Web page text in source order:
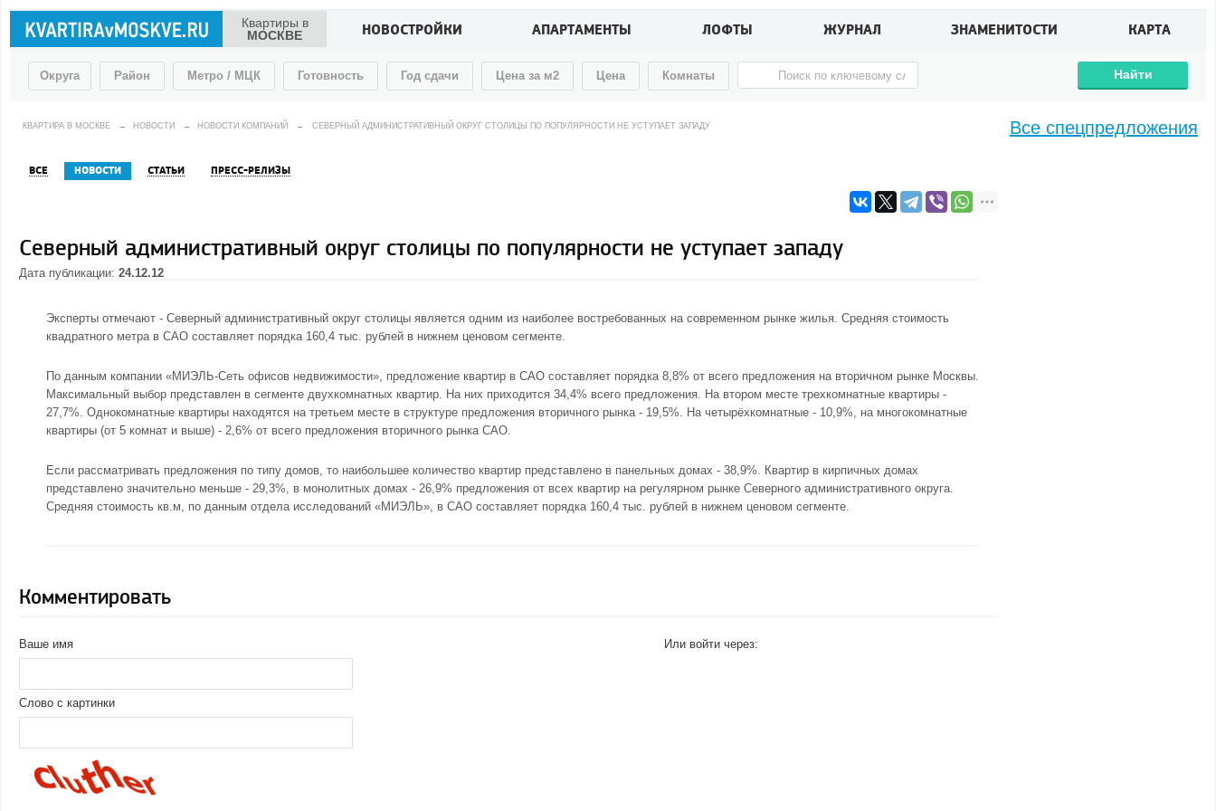
Квартиры в
МОСКВЕ
НОВОСТРОЙКИ АПАРТАМЕНТЫ ЛОФТЫ ЖУРНАЛ ЗНАМЕНИТОСТИ КАРТА
Округа Район Метро / МЦК Готовность Год сдачи Цена за м2 Цена Комнаты Найти
КВАРТИРА В МОСКВЕ → НОВОСТИ → НОВОСТИ КОМПАНИЙ → СЕВЕРНЫЙ АДМИНИСТРАТИВНЫЙ ОКРУГ СТОЛИЦЫ ПО ПОПУЛЯРНОСТИ НЕ УСТУПАЕТ ЗАПАДУ
ВСЕ НОВОСТИ СТАТЬИ ПРЕСС-РЕЛИЗЫ
Северный административный округ столицы по популярности не уступает западу
Дата публикации: 24.12.12
Эксперты отмечают - Северный административный округ столицы является одним из наиболее востребованных на современном рынке жилья. Средняя стоимость
квадратного метра в САО составляет порядка 160,4 тыс. рублей в нижнем ценовом сегменте.
По данным компании «МИЭЛЬ-Сеть офисов недвижимости», предложение квартир в САО составляет порядка 8,8% от всего предложения на вторичном рынке Москвы.
Максимальный выбор представлен в сегменте двухкомнатных квартир. На них приходится 34,4% всего предложения. На втором месте трехкомнатные квартиры -
27,7%. Однокомнатные квартиры находятся на третьем месте в структуре предложения вторичного рынка - 19,5%. На четырёхкомнатные - 10,9%, на многокомнатные
квартиры (от 5 комнат и выше) - 2,6% от всего предложения вторичного рынка САО.
Если рассматривать предложения по типу домов, то наибольшее количество квартир представлено в панельных домах - 38,9%. Квартир в кирпичных домах
представлено значительно меньше - 29,3%, в монолитных домах - 26,9% предложения от всех квартир на регулярном рынке Северного административного округа.
Средняя стоимость кв.м, по данным отдела исследований «МИЭЛЬ», в САО составляет порядка 160,4 тыс. рублей в нижнем ценовом сегменте.
Комментировать
Ваше имя
Слово с картинки
Или войти через:
Все спецпредложения